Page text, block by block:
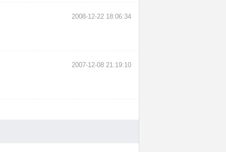
2008-12-22 18:06:34
2007-12-08 21:19:10